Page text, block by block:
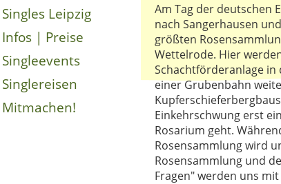
Singles Leipzig
Infos | Preise
Singleevents
Singlereisen
Mitmachen!
Am Tag der deutschen
nach Sangerhausen
größten
Wettelrode. Hier
Schachtförderanlage
einer Grubenbahn
Einkehrschwung erst
Rosarium geht.
Rosensammlung wird
Rosensammlung und
Fragen" werden uns